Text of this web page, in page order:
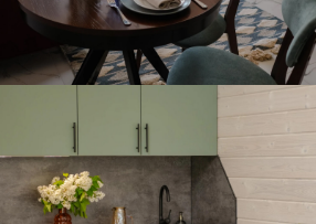
Я согласен(а) с
политикой обработки персональных
данных